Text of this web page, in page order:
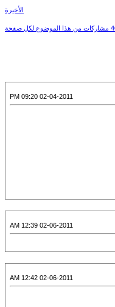
الأخيرة
02-04-2011 09:20 PM
02-06-2011 12:39 AM
02-06-2011 12:42 AM